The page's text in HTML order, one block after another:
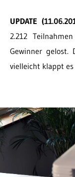
UPDATE
2.212
Gewinner gelost.
vielleicht klappt